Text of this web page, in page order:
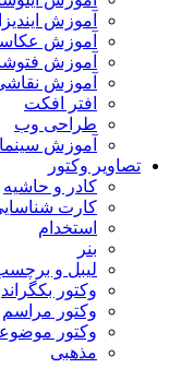
آموزش
آموزش
آموزش
آموزش
افتر افکت
طراحی وب
آموزش سینما 4 بعدی
تصاویر وکتور
کادر و حاشیه
کارت
استخدام
بنر
لیبل و
وکتور بکگراند
وکتور مراسم
وکتور
مذهبی